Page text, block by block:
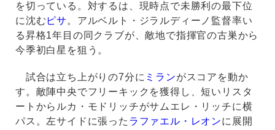
を切っている。対するは、現時点で未勝利の最下位
に沈む ピサ。アルベルト・ジラルディーノ監督率い
る昇格1年目の同クラブが、敵地で指揮官の古巣から
今季初白星を狙う。
試合は立ち上がりの7分に ミランがスコアを動か
す。敵陣中央でフリーキックを獲得し、短いリスタ
ートからルカ・モドリッチがサムエレ・リッチに横
パス。左サイドに張った ラファエル・レオンに展開